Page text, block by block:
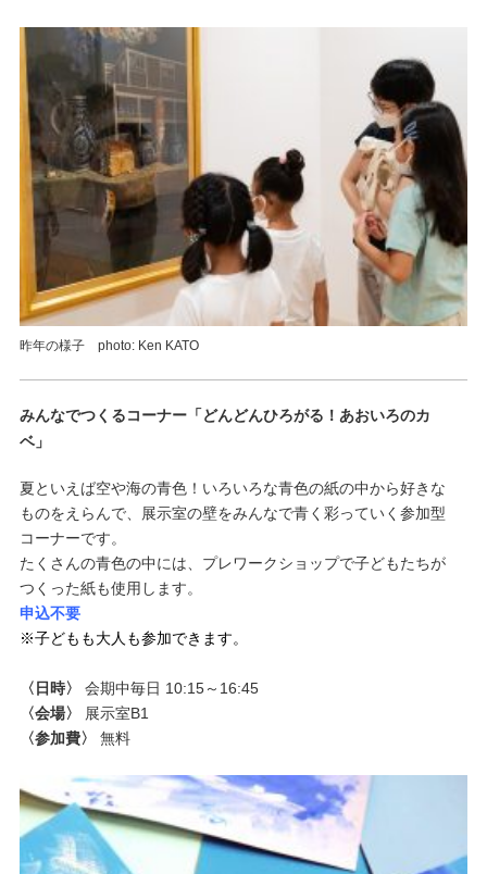
昨年の様子 photo: Ken KATO
みんなでつくるコーナー「どんどんひろがる！あおいろのカ
ベ」
夏といえば空や海の青色！いろいろな青色の紙の中から好きな
ものをえらんで、展示室の壁をみんなで青く彩っていく参加型
コーナーです。
たくさんの青色の中には、プレワークショップで子どもたちが
つくった紙も使用します。
申込不要
※子どもも大人も参加できます。
〈日時〉
会期中毎日 10:15～16:45
〈会場〉
展示室B1
〈参加費〉 無料